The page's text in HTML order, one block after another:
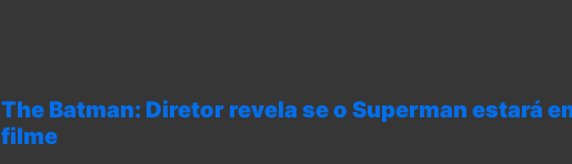
The Batman: Diretor revela se o Superman estará
filme